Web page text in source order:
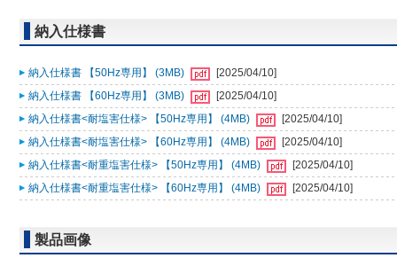
納入仕様書
納入仕様書 【50Hz専用】 (3MB)
[2025/04/10]
納入仕様書 【60Hz専用】 (3MB)
[2025/04/10]
納入仕様書<耐塩害仕様> 【50Hz専用】 (4MB)
[2025/04/10]
納入仕様書<耐塩害仕様> 【60Hz専用】 (4MB)
[2025/04/10]
納入仕様書<耐重塩害仕様> 【50Hz専用】 (4MB)
[2025/04/10]
納入仕様書<耐重塩害仕様> 【60Hz専用】 (4MB)
[2025/04/10]
製品画像